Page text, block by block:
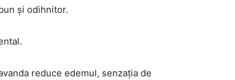
și odihnitor.
reduce edemul, senzația de